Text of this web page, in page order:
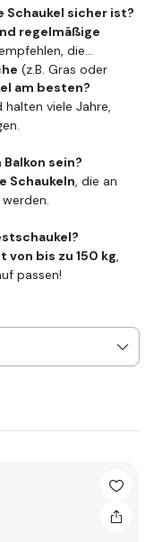
Schaukel sicher ist?
regelmäßige
die
(z.B. Gras oder
am besten?
viele Jahre,
sein?
Schaukeln, die an
von bis zu 150 kg,
passen!